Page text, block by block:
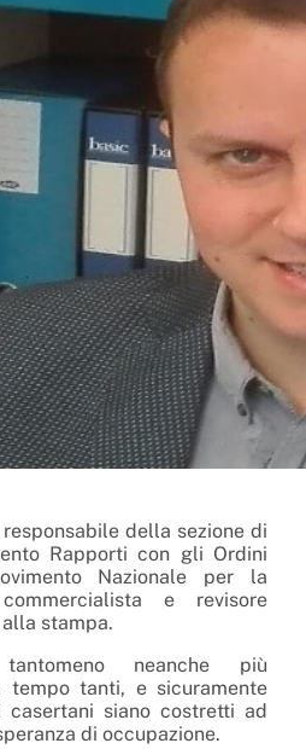
responsabile della sezione di
Rapporti con gli Ordini
Nazionale per la
e revisore
stampa.
neanche più
tempo tanti, e sicuramente
casertani siano costretti ad
di occupazione.